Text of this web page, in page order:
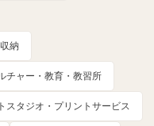
納
チャー・教育・教習所
スタジオ・プリントサービス